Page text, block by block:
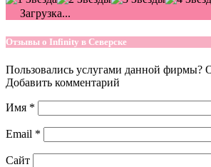
Загрузка...
Отзывы о Infinity в Северске
Пользовались услугами данной фирмы?
Добавить комментарий
Имя *
Email *
Сайт